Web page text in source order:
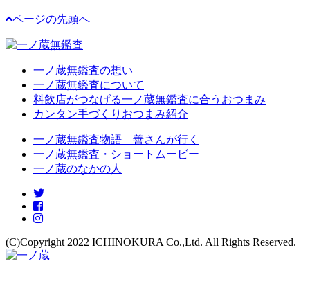
ページの先頭へ
一ノ蔵無鑑査の想い
一ノ蔵無鑑査について
料飲店がつなげる一ノ蔵無鑑査に合うおつまみ
カンタン手づくりおつまみ紹介
一ノ蔵無鑑査物語 善さんが行く
一ノ蔵無鑑査・ショートムービー
一ノ蔵のなかの人
(C)Copyright 2022 ICHINOKURA Co.,Ltd. All Rights Reserved.